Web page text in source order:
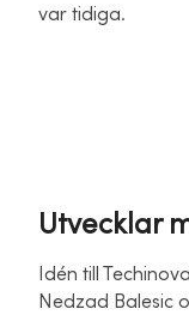
var tidiga.
Utvecklar
Idén till
Nedzad Balesic